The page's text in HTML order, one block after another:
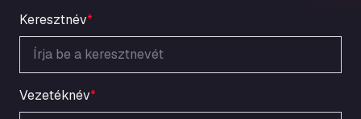
Obernburger Str. 127, 63811
Ardleigh South Services
a120 westbound, CO77SL
Keresztnév*
Vezetéknév*